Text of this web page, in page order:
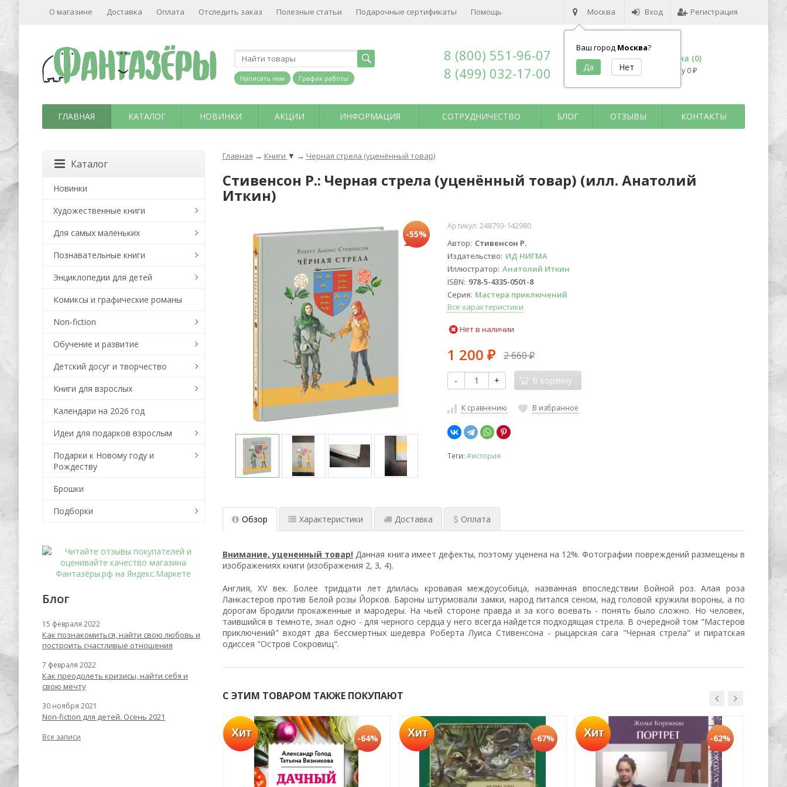
Москва
Ваш город Москва?
Вход Регистрация
О магазине Доставка Оплата Отследить заказ Полезные статьи Подарочные сертификаты Помощь
Написать нам График работы
8 (800) 551-96-07
8 (499) 032-17-00
Корзина (0)
на сумму 0 ₽
ГЛАВНАЯ КАТАЛОГ НОВИНКИ АКЦИИ ИНФОРМАЦИЯ СОТРУДНИЧЕСТВО БЛОГ ОТЗЫВЫ КОНТАКТЫ
Главная → Книги ▼ → Черная стрела (уценённый товар)
Стивенсон Р.: Черная стрела (уценённый товар) (илл. Анатолий
Иткин)
-55%
Артикул: 248793-142980
Автор Стивенсон Р.
Издательство ИД НИГМА
Иллюстратор Анатолий Иткин
ISBN 978-5-4335-0501-8
Серия Мастера приключений
Все характеристики
Нет в наличии
1 200 ₽ 2 660₽
- + В корзину
К сравнению В избранное
Теги: #история
Обзор Характеристики Доставка Оплата
Внимание, уцененный товар! Данная книга имеет дефекты, поэтому уценена на 12%. Фотографии повреждений размещены в
изображениях книги (изображения 2, 3, 4).
Англия, XV век. Более тридцати лет длилась кровавая междоусобица, названная впоследствии Войной роз. Алая роза
Ланкастеров против Белой розы Йорков. Бароны штурмовали замки, народ питался сеном, над головой кружили вороны, а по
дорогам бродили прокаженные и мародеры. На чьей стороне правда и за кого воевать - понять было сложно. Но человек,
таившийся в темноте, знал одно - для черного сердца у него всегда найдется подходящая стрела. В очередной том "Мастеров
приключений" входят два бессмертных шедевра Роберта Луиса Стивенсона - рыцарская сага "Черная стрела" и пиратская
одиссея "Остров Сокровищ".
С ЭТИМ ТОВАРОМ ТАКЖЕ ПОКУПАЮТ
-55% Успей купить Хит -64% Хит -67% Хит -62% Хит
Каталог
Новинки
Художественные книги
Для самых маленьких
Познавательные книги
Энциклопедии для детей
Комиксы и графические романы
Non-fiction
Обучение и развитие
Детский досуг и творчество
Книги для взрослых
Календари на 2026 год
Идеи для подарков взрослым
Подарки к Новому году и
Рождеству
Брошки
Подборки
Блог
15 февраля 2022
Как познакомиться, найти свою любовь и
построить счастливые отношения
7 февраля 2022
Как преодолеть кризисы, найти себя и
свою мечту
30 ноября 2021
Non-fiction для детей. Осень 2021
Все записи